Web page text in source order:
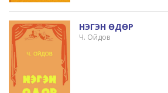
НЭГЭН ӨДӨР
Ч. Ойдов